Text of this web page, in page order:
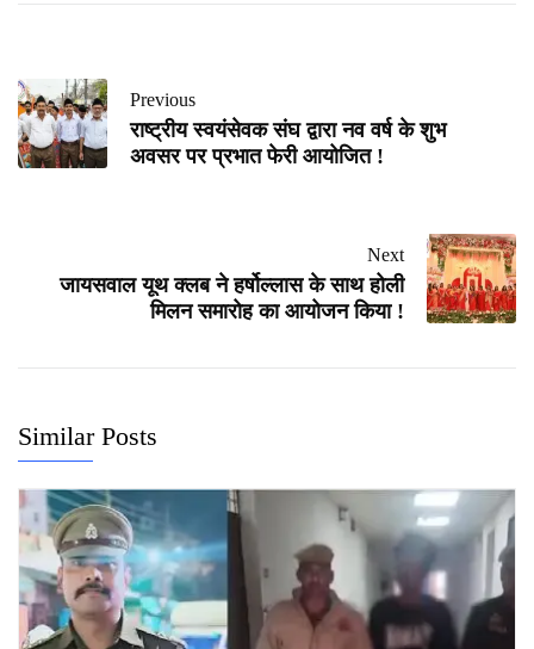
Previous
राष्ट्रीय स्वयंसेवक संघ द्वारा नव वर्ष के शुभ
अवसर पर प्रभात फेरी आयोजित !
Next
जायसवाल यूथ क्लब ने हर्षोल्लास के साथ होली
मिलन समारोह का आयोजन किया !
Similar Posts